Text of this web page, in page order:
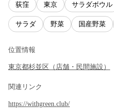
荻窪 東京 サラダボウル
サラダ 野菜 国産野菜
位置情報
東京都杉並区 （ 店舗・民間施設 ）
関連リンク
https://withgreen.club/